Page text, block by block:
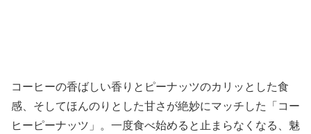
コーヒーの香ばしい香りとピーナッツのカリッとした食
感、そしてほんのりとした甘さが絶妙にマッチした「コー
ヒーピーナッツ」。一度食べ始めると止まらなくなる、魅